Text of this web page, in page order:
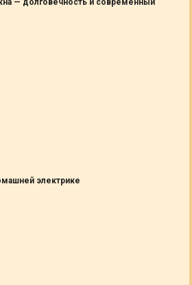
— долговечность и современный
электрике